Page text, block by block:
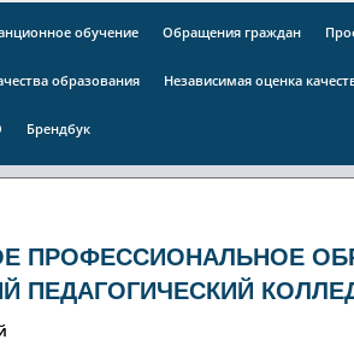
обучение Обращения граждан
образования Независимая оценка
Брендбук
ПРОФЕССИОНАЛЬНОЕ
ПЕДАГОГИЧЕСКИЙ